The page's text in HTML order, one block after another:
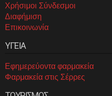
Χρήσιμοι Σύνδεσμοι
Διαφήμιση
Επικοινωνία
ΥΓΕΙΑ
Εφημερεύοντα φαρμακεία
Φαρμακεία στις Σέρρες